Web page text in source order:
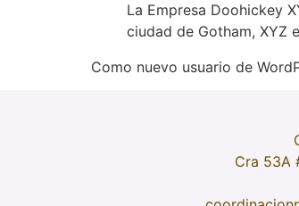
La Empresa Doohickey
ciudad de Gotham, XYZ
Como nuevo usuario de
Cra 53A